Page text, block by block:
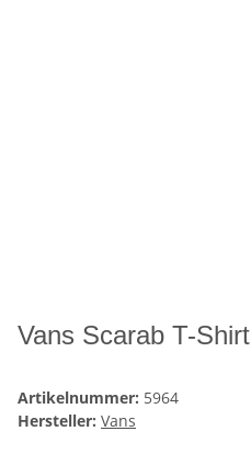
Vans Scarab T-Shirt
Artikelnummer: 5964
Hersteller: Vans